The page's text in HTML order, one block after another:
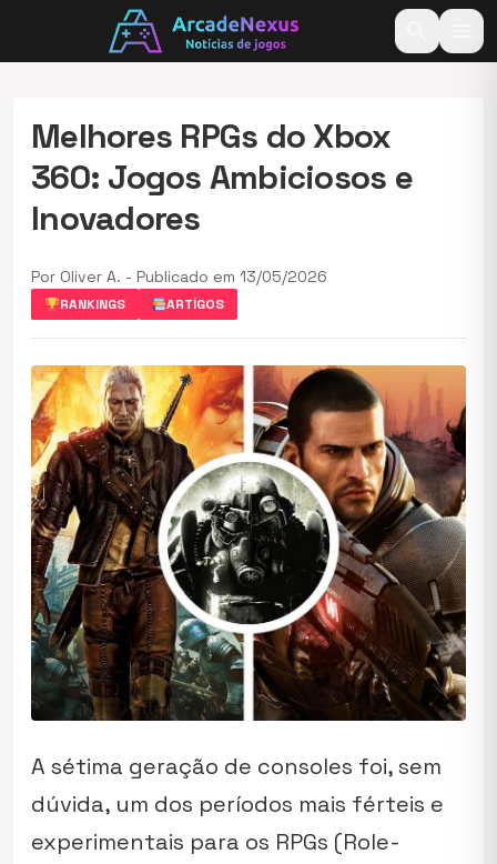
Melhores RPGs do Xbox
360: Jogos Ambiciosos e
Inovadores
Por Oliver A. - Publicado em 13/05/2026
RANKINGS ARTÍGOS
A sétima geração de consoles foi, sem
dúvida, um dos períodos mais férteis e
experimentais para os RPGs (Role-